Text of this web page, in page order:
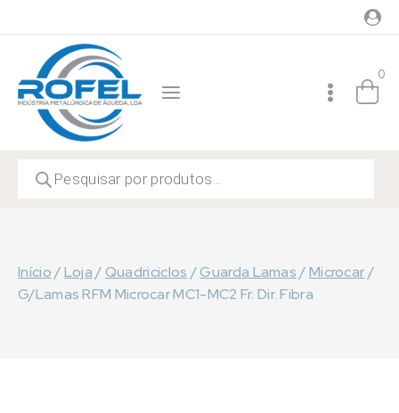
to
content
0
search
Início/Loja /Quadriciclos /Guarda Lamas /Microcar/
G/Lamas RFM Microcar MC1-MC2 Fr. Dir. Fibra